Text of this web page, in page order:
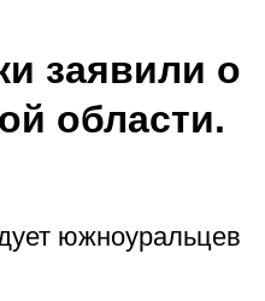
заявили о
области.
южноуральцев